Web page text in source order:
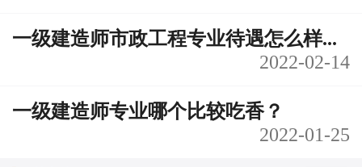
一级建造师市政工程专业待遇怎么样...
2022-02-14
一级建造师专业哪个比较吃香？
2022-01-25